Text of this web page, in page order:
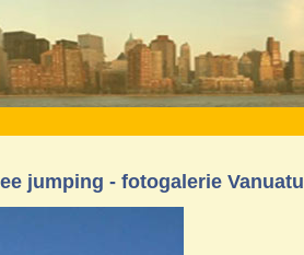
jumping - fotogalerie Vanuatu